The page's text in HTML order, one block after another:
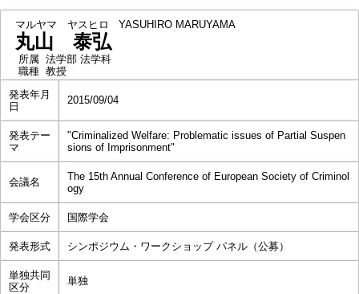
マルヤマ ヤスヒロ YASUHIRO MARUYAMA
丸山 泰弘
所属 法学部 法学科
職種 教授
発表年月
日
2015/09/04
発表テー
マ
"Criminalized Welfare: Problematic issues of Partial Suspen
sions of Imprisonment"
会議名
The 15th Annual Conference of European Society of Criminol
ogy
学会区分 国際学会
発表形式 シンポジウム・ワークショップ パネル（公募）
単独共同
区分
単独